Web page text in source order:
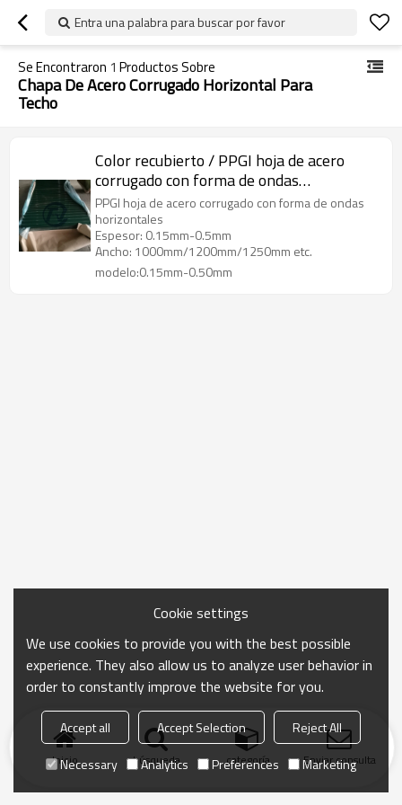
Entra una palabra para buscar por favor
Se Encontraron 1 Productos Sobre
Chapa De Acero Corrugado Horizontal Para
Techo
Color recubierto / PPGI hoja de acero
corrugado con forma de ondas
horizontales
PPGI hoja de acero corrugado con forma de ondas
horizontales
Espesor: 0.15mm-0.5mm
Ancho: 1000mm/1200mm/1250mm etc.
modelo:0.15mm-0.50mm
Inicio búsqueda categoría Enviar consulta
Cookie settings
We use cookies to provide you with the best possible
experience. They also allow us to analyze user behavior in
order to constantly improve the website for you.
Accept all Accept Selection
Reject All
Necessary
Analytics Preferences Marketing